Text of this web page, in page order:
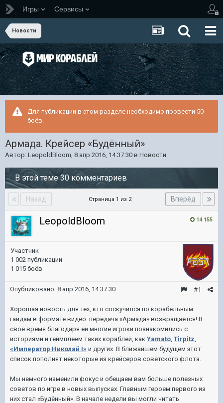
Игры Сервисы
Новости
Для публикации в этом разделе необходимо провести 50
боёв.
Армада. Крейсер «Будённый»
Автор: LeopoldBloom, 8 апр 2016, 14:37:30 в Новости
В этой теме 30 комментариев
Назад Вперёд
Страница 1 из 2
14 155
LeopoldBloom
Участник
1 002 публикации
1 015 боёв
#1
Опубликовано: 8 апр 2016, 14:37:30
Хорошая новость для тех, кто соскучился по корабельным
гайдам в формате видео: передача «Армада» возвращается! В
своё время благодаря ей многие игроки познакомились с
историями и геймплеем таких кораблей, как Yamato, Tirpitz,
«Император Николай I» и других. В ближайшем будущем этот
список пополнят некоторые из крейсеров советского флота.
Мы немного изменили фокус и обещаем вам больше полезных
советов по игре в новых выпусках. Главным героем первого из
них стал «Будённый». В начале недели вы могли читать